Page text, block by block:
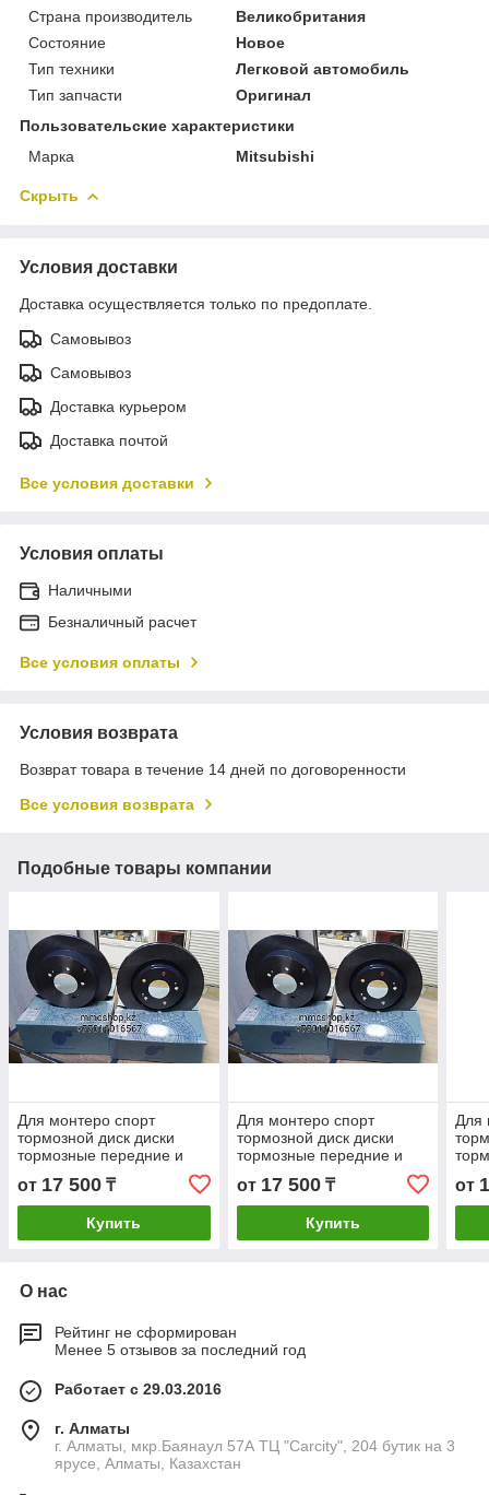
Страна производитель
Великобритания
Состояние
Новое
Тип техники
Легковой автомобиль
Тип запчасти
Оригинал
Пользовательские характеристики
Марка
Mitsubishi
Скрыть
Условия доставки
Доставка осуществляется только по предоплате.
Самовывоз
Самовывоз
Доставка курьером
Доставка почтой
Все условия доставки
Условия оплаты
Наличными
Безналичный расчет
Все условия оплаты
Условия возврата
Возврат товара в течение 14 дней по договоренности
Все условия возврата
Подобные товары компании
Для монтеро спорт
тормозной диск диски
тормозные передние и
задние Англия митсубиси
запчасти Blueprint
от 17 500 ₸
Купить
Для монтеро спорт
тормозной диск диски
тормозные передние и
задние Англия митсубиси
запчасти Blueprint
от 17 500₸
Купить
Для
от
О нас
Рейтинг не сформирован
Менее 5 отзывов за последний год
Работает с 29.03.2016
г. Алматы
г. Алматы, мкр.Баянаул 57А ТЦ "Carcity", 204 бутик на 3
ярусе, Алматы, Казахстан